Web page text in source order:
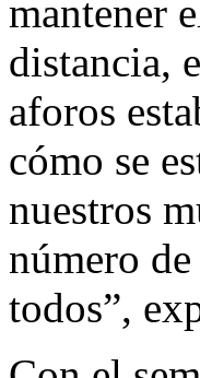
mantener
distancia,
aforos
cómo se
nuestros
número
todos”,